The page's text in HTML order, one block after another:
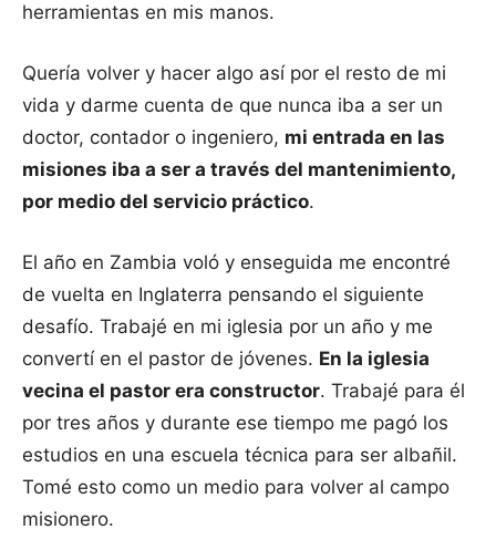
herramientas en mis manos.
Quería volver y hacer algo así por el resto de mi
vida y darme cuenta de que nunca iba a ser un
doctor, contador o ingeniero, mi entrada en las
misiones iba a ser a través del mantenimiento,
por medio del servicio práctico.
El año en Zambia voló y enseguida me encontré
de vuelta en Inglaterra pensando el siguiente
desafío. Trabajé en mi iglesia por un año y me
convertí en el pastor de jóvenes. En la iglesia
vecina el pastor era constructor. Trabajé para él
por tres años y durante ese tiempo me pagó los
estudios en una escuela técnica para ser albañil.
Tomé esto como un medio para volver al campo
misionero.